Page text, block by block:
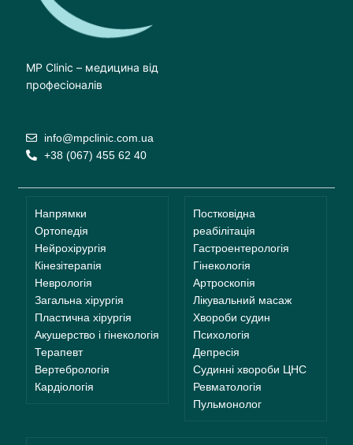
MP Clinic – медицина від
професіоналів
info@mpclinic.com.ua
+38 (067) 455 62 40
Напрямки
Ортопедія
Нейрохірургія
Кінезітерапія
Неврологія
Загальна хірургія
Пластична хірургія
Акушерство і гінекологія
Терапевт
Вертебрологія
Кардіологія
Постковідна
реабілітація
Гастроентерологія
Гінекологія
Артроскопія
Лікувальний масаж
Хвороби судин
Психологія
Депресія
Судинні хвороби ЦНС
Ревматологія
Пульмонолог